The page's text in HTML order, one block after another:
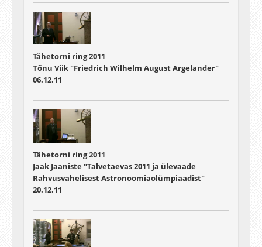
Tähetorni ring 2011
Tõnu Viik "Friedrich Wilhelm August Argelander"
06.12.11
Tähetorni ring 2011
Jaak Jaaniste "Talvetaevas 2011 ja ülevaade
Rahvusvahelisest Astronoomiaolümpiaadist"
20.12.11